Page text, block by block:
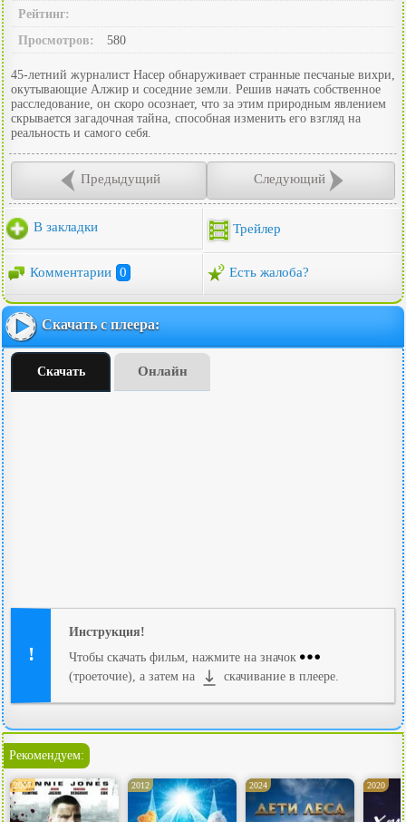
Рейтинг:
Просмотров:
580
45-летний журналист Насер обнаруживает странные песчаные вихри,
окутывающие Алжир и соседние земли. Решив начать собственное
расследование, он скоро осознает, что за этим природным явлением
скрывается загадочная тайна, способная изменить его взгляд на
реальность и самого себя.
Предыдущий Следующий
В закладки Трейлер
Комментарии 0 Есть жалоба?
Скачать с плеера:
Скачать Онлайн
Инструкция!
Чтобы скачать фильм, нажмите на значок
(троеточие), а затем на
скачивание в плеере.
Рекомендуем:
2007 2012 2024 2020